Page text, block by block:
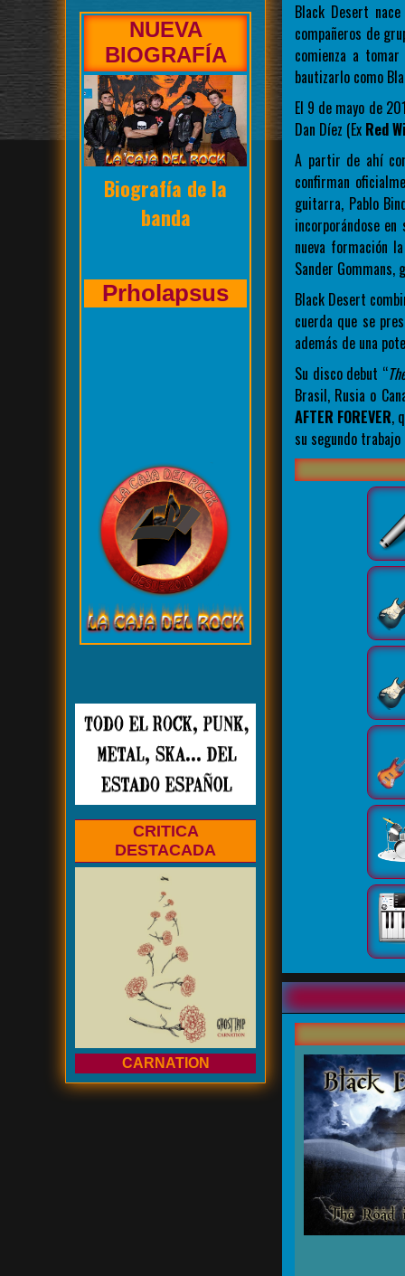
NUEVA
ENTREVISTA
Entrevista de La
Caja del Rock a
Kasuales
CRITICA
DESTACADA
CARNATION
Black Desert
compañeros de
comienza a
bautizarlo como
El 9 de mayo de
Dan Díez (Ex Red
A partir de ahí
confirman
guitarra, Pablo
incorporándose
nueva formación
Sander
Black Desert
cuerda que se
además de una
Su disco debut “
Brasil, Rusia o
AFTER FOREVER,
su segundo